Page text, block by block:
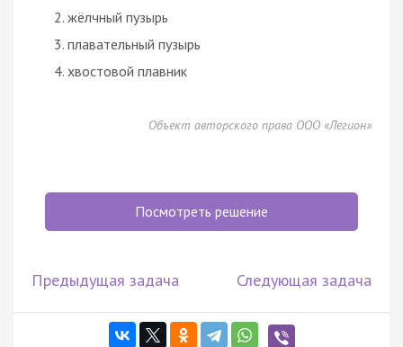
жёлчный пузырь
плавательный пузырь
хвостовой плавник
Объект авторского права ООО «Легион»
Посмотреть решение
Предыдущая задача Следующая задача